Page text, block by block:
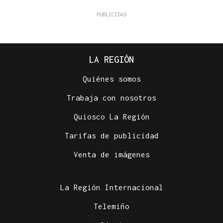
LA REGIÓN
Quiénes somos
Trabaja con nosotros
Quiosco La Región
Tarifas de publicidad
Venta de imágenes
La Región Internacional
Telemiño